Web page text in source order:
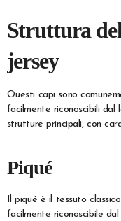
Struttura
jersey
Questi capi sono
facilmente riconoscibili
strutture principali, con
Piqué
Il piqué è il tessuto
facilmente riconoscibile